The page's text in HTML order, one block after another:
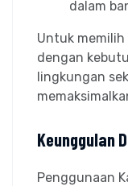
dalam
Untuk memilih
dengan
lingkungan
Keunggulan
Penggunaan